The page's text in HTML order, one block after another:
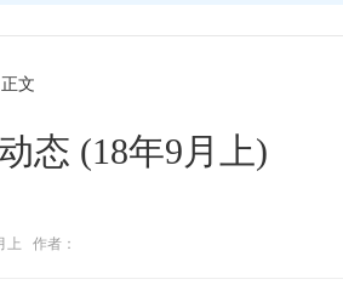
文
态 (18年9月上)
上
作者：